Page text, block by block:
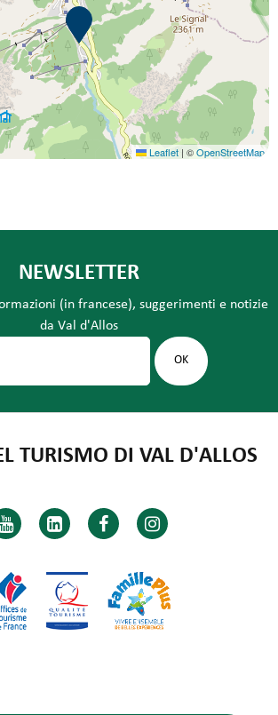
Leaflet | ©OpenStreetMap
NEWSLETTER
(in francese), suggerimenti e notizie
da Val d'Allos
TURISMO DI VAL D'ALLOS